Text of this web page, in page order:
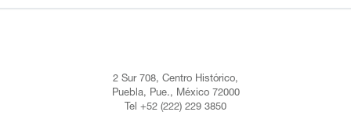
2 Sur 708, Centro Histórico,
Puebla, Pue., México 72000
Tel +52 (222) 229 3850